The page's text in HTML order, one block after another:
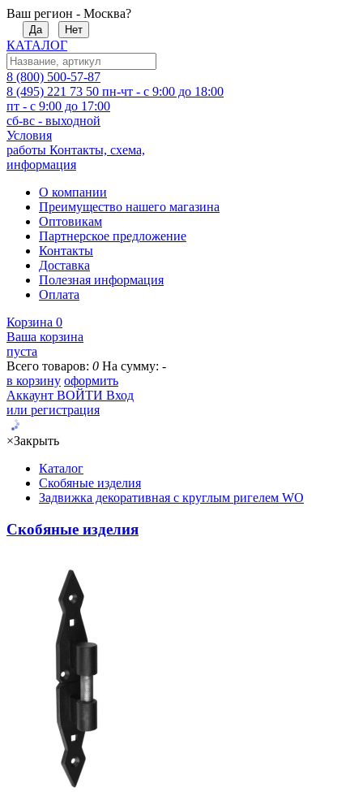
Ваш регион - Москва?
Да Нет
КАТАЛОГ
8 (800) 500-57-87
8 (495) 221 73 50 пн-чт - с 9:00 до 18:00
пт - с 9:00 до 17:00
сб-вс - выходной
Условия
работы Контакты, схема,
информация
О компании
Преимущество нашего магазина
Оптовикам
Партнерское предложение
Контакты
Доставка
Полезная информация
Оплата
Корзина 0
Ваша корзина
пуста
Всего товаров: 0 На сумму: -
в корзину оформить
Аккаунт ВОЙТИ Вход
или регистрация
×Закрыть
Каталог
Скобяные изделия
Задвижка декоративная с круглым ригелем WO
Скобяные изделия